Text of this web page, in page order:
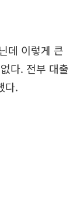
데 이렇게 큰
다. 전부 대출
다.